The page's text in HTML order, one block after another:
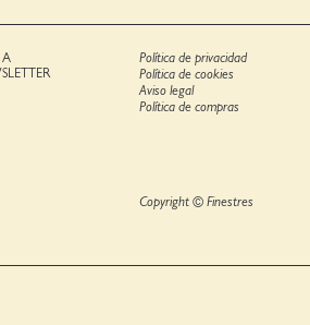
A
Política de privacidad
Política de cookies
Aviso legal
Política de compras
Copyright © Finestres